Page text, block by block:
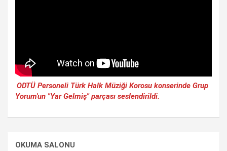
ODTÜ Personeli Türk Halk Müziği Korosu konserinde Grup
Yorum'un "Yar Gelmiş" parçası seslendirildi.
OKUMA SALONU